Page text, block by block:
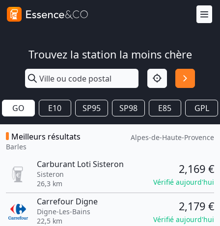
Trouvez la station la moins chère
GO E10 SP95 SP98 E85 GPL
Meilleurs résultats
Barles
Alpes-de-Haute-Provence
Carburant Loti Sisteron
Sisteron
26,3 km
2,169 €
Vérifié aujourd'hui
Carrefour Digne
Digne-Les-Bains
22,5 km
2,179 €
Vérifié aujourd'hui